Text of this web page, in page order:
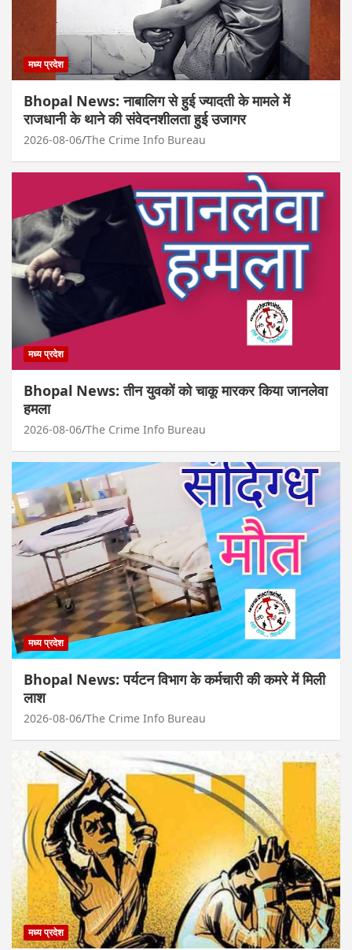
मध्य प्रदेश
Bhopal News: नाबालिग से हुई ज्यादती के मामले में
राजधानी के थाने की संवेदनशीलता हुई उजागर
2026-08-06 The Crime Info Bureau
मध्य प्रदेश
Bhopal News: तीन युवकों को चाकू मारकर किया जानलेवा
हमला
2026-08-06 The Crime Info Bureau
मध्य प्रदेश
Bhopal News: पर्यटन विभाग के कर्मचारी की कमरे में मिली
लाश
2026-08-06 The Crime Info Bureau
मध्य प्रदेश